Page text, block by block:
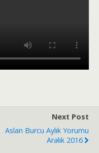
Next Post
Aslan Burcu Aylık Yorumu
Aralık 2016